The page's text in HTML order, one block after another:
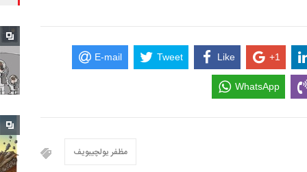
E-mail Tweet Like +1
WhatsApp
مظفر یولچیبویف